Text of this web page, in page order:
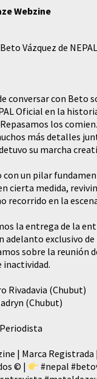
Webzine
Vázquez de NEPAL
conversar con Beto
Oficial en la
los
más detalles
su marcha
con un pilar
cierta medida,
recorrido en la
la entrega de la
exclusivo de
sobre la reunión
inactividad.
Rivadavia (Chubut)
(Chubut)
| Marca Registrada
© |
#nepal